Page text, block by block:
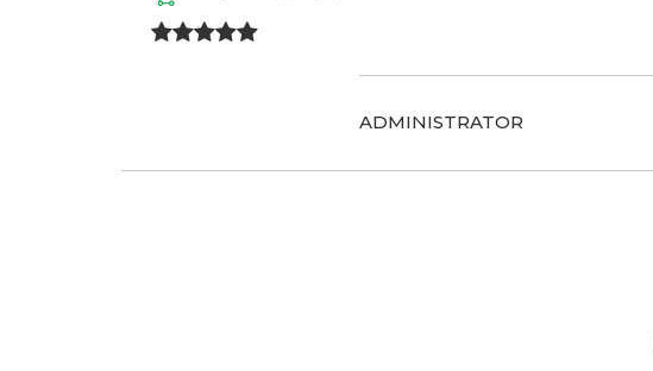
ADMINISTRATOR